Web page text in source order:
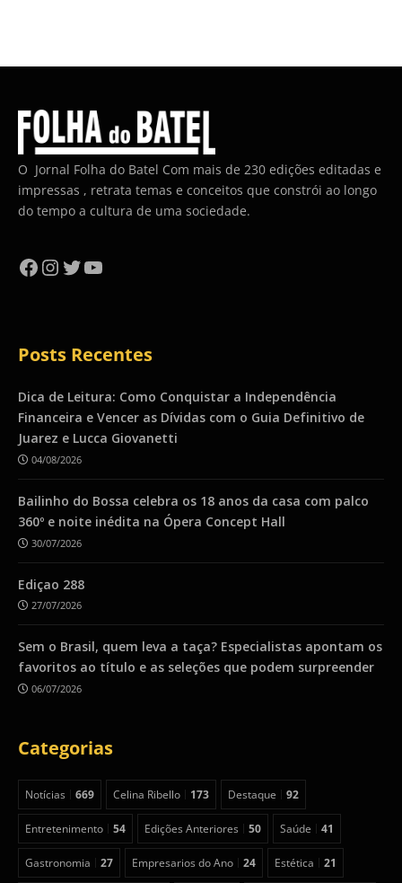
O Jornal Folha do Batel Com mais de 230 edições editadas e
impressas , retrata temas e conceitos que constrói ao longo
do tempo a cultura de uma sociedade.
Facebook
Instagram
Twitter
YouTube
Posts Recentes
Dica de Leitura: Como Conquistar a Independência
Financeira e Vencer as Dívidas com o Guia Definitivo de
Juarez e Lucca Giovanetti
04/08/2026
Bailinho do Bossa celebra os 18 anos da casa com palco
360º e noite inédita na Ópera Concept Hall
30/07/2026
Ediçao 288
27/07/2026
Sem o Brasil, quem leva a taça? Especialistas apontam os
favoritos ao título e as seleções que podem surpreender
06/07/2026
Categorias
Notícias 669 Celina Ribello 173 Destaque 92
Entretenimento 54 Edições Anteriores 50 Saúde 41
Gastronomia 27 Empresarios do Ano 24 Estética 21